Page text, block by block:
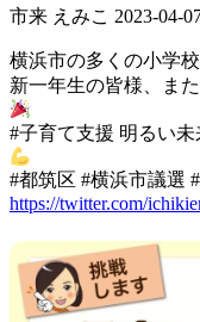
市来 えみこ 2023-04-
横浜市の多くの小学
新一年生の皆様、ま
#子育て支援 明るい
#都筑区 #横浜市議選
https://twitter.com/